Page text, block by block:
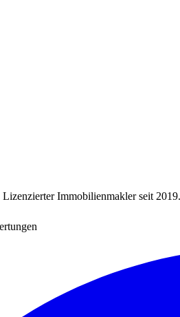
Immobilienmakler seit 2019.